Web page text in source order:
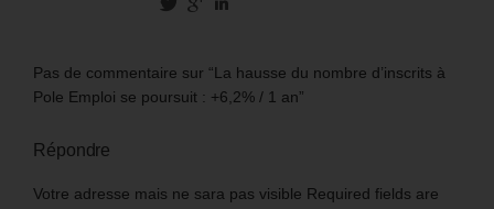
Pas de commentaire sur “La hausse du nombre d’inscrits à
Pole Emploi se poursuit : +6,2% / 1 an”
Répondre
Votre adresse mais ne sara pas visible Required fields are